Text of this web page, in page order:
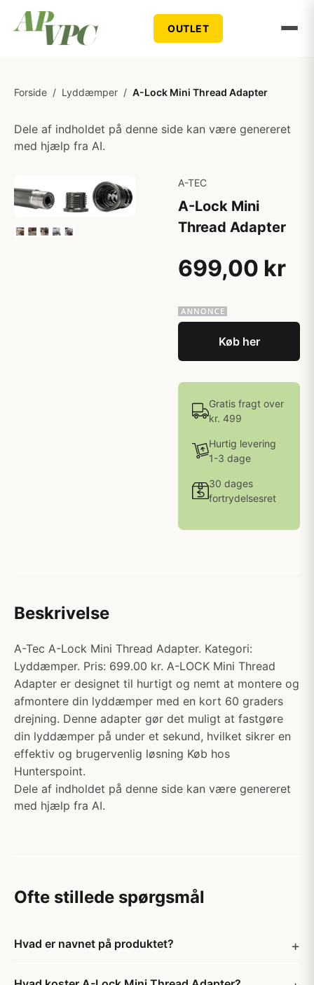
OUTLET
Forside / Lyddæmper / A-Lock Mini Thread Adapter
Dele af indholdet på denne side kan være genereret
med hjælp fra AI.
A-TEC
A-Lock Mini
Thread Adapter
699,00 kr
Køb her
Gratis fragt over
kr. 499
Hurtig levering
1-3 dage
30 dages
fortrydelsesret
Beskrivelse
A-Tec A-Lock Mini Thread Adapter. Kategori:
Lyddæmper. Pris: 699.00 kr. A-LOCK Mini Thread
Adapter er designet til hurtigt og nemt at montere og
afmontere din lyddæmper med en kort 60 graders
drejning. Denne adapter gør det muligt at fastgøre
din lyddæmper på under et sekund, hvilket sikrer en
effektiv og brugervenlig løsning Køb hos
Hunterspoint.
Dele af indholdet på denne side kan være genereret
med hjælp fra AI.
Ofte stillede spørgsmål
Hvad er navnet på produktet?